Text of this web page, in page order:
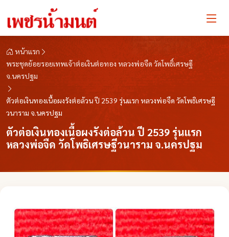
หน้าแรก
พระชุดย้อยรอยเทพเจ้าต่อเงินต่อทอง หลวงพ่อจืด วัดโพธิ์เศรษฐี
จ.นครปฐม
ตัวต่อเงินทองเนื้อผงรังต่อล้วน ปี 2539 รุ่นแรก หลวงพ่อจืด วัดโพธิเศรษฐี
วนาราม จ.นครปฐม
ตัวต่อเงินทองเนื้อผงรังต่อล้วน ปี 2539 รุ่นแรก
หลวงพ่อจืด วัดโพธิเศรษฐีวนาราม จ.นครปฐม